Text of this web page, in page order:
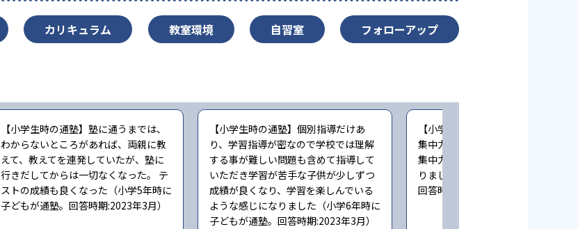
カリキュラム 教室環境 自習室 フォローアップ
【小学生時の通塾】塾に通うまでは、
わからないところがあれば、両親に教
えて、教えてを連発していたが、塾に
行きだしてからは一切なくなった。 テ
ストの成績も良くなった（小学5年時に
子どもが通塾。回答時期:2023年3月）
【小学生時の通塾】個別指導だけあ
り、学習指導が密なので学校では理解
する事が難しい問題も含めて指導して
いただき学習が苦手な子供が少しずつ
成績が良くなり、学習を楽しんでいる
ような感じになりました（小学6年時に
子どもが通塾。回答時期:2023年3月）
【小学生時の通塾】家だとどうして
集中力が続かない事があるため 塾
集中力も身について成績向上につな
りました（小学6年時に子どもが通
回答時期:2023年3月）